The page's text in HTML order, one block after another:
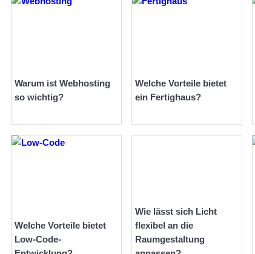
Warum ist Webhosting
so wichtig?
Welche Vorteile bietet
ein Fertighaus?
Welche Vorteile bietet
Low-Code-
Wie lässt sich Licht
flexibel an die
Raumgestaltung